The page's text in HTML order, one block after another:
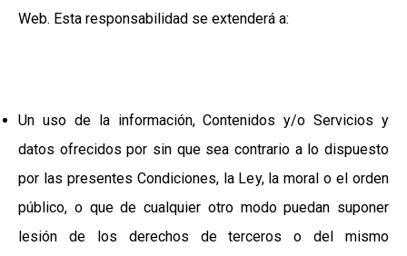
Web. Esta responsabilidad se extenderá a:
Un uso de la información, Contenidos y/o Servicios y
datos ofrecidos por sin que sea contrario a lo dispuesto
por las presentes Condiciones, la Ley, la moral o el orden
público, o que de cualquier otro modo puedan suponer
lesión de los derechos de terceros o del mismo